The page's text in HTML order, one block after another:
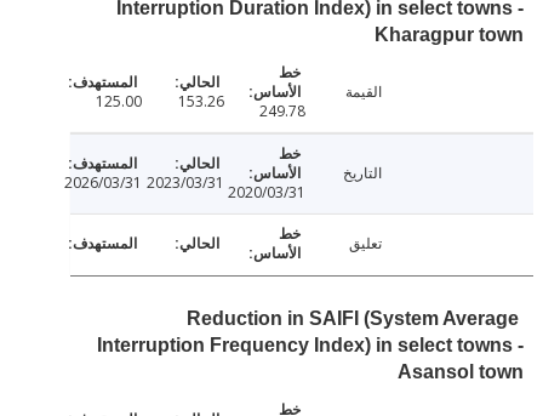
Interruption Duration Index) in select
Kharagpur
153.26
125.00
2020/03/31
2023/03/31
2026/03/31
Reduction in SAIFI (System
Interruption Frequency Index) in select
Asansol